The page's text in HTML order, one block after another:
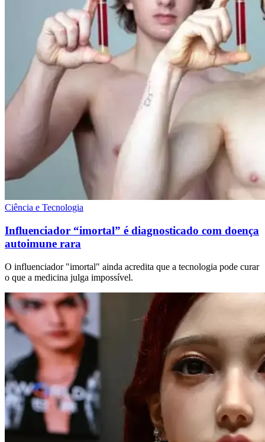
Ciência e Tecnologia
Influenciador “imortal” é diagnosticado com doença
autoimune rara
O influenciador "imortal" ainda acredita que a tecnologia pode curar
o que a medicina julga impossível.